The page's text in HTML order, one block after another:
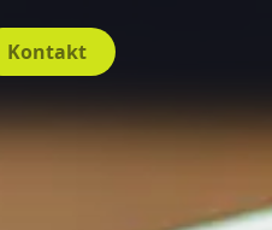
Kontakt